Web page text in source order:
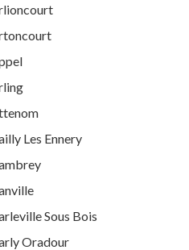
Les Ennery
Sous Bois
Oradour